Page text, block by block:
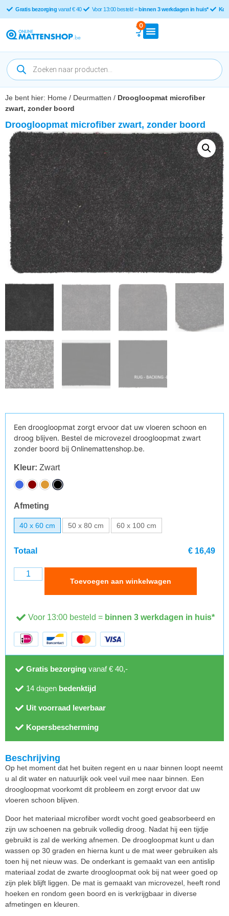
Gratis bezorging vanaf € 40 Voor 13:00 besteld =binnen 3 werkdagen in huis*
0
Je bent hier: Home / Deurmatten / Droogloopmat microfiber
zwart, zonder boord
Droogloopmat microfiber zwart, zonder boord
Een droogloopmat zorgt ervoor dat uw vloeren schoon en
droog blijven. Bestel de microvezel droogloopmat zwart
zonder boord bij Onlinemattenshop.be.
Kleur: Zwart
Afmeting
40 x 60 cm 50 x 80 cm 60 x 100 cm
Totaal € 16,49
Toevoegen aan winkelwagen
Voor 13:00 besteld = binnen 3 werkdagen in huis*
Gratis bezorging vanaf € 40,-
14 dagen bedenktijd
Uit voorraad leverbaar
Kopersbescherming
Beschrijving
Op het moment dat het buiten regent en u naar binnen loopt neemt
u al dit water en natuurlijk ook veel vuil mee naar binnen. Een
droogloopmat voorkomt dit probleem en zorgt ervoor dat uw
vloeren schoon blijven.
Door het materiaal microfiber wordt vocht goed geabsorbeerd en
zijn uw schoenen na gebruik volledig droog. Nadat hij een tijdje
gebruikt is zal de werking afnemen. De droogloopmat kunt u dan
wassen op 30 graden en hierna kunt u de mat weer gebruiken als
toen hij net nieuw was. De onderkant is gemaakt van een antislip
materiaal zodat de zwarte droogloopmat ook bij nat weer goed op
zijn plek blijft liggen. De mat is gemaakt van microvezel, heeft rond
hoeken en rondom geen boord en is verkrijgbaar in diverse
afmetingen en kleuren.